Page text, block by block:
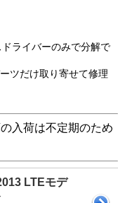
ライバーのみで分解で
ツだけ取り寄せて修理
入荷は不定期のため
LTEモデ